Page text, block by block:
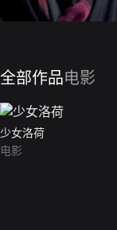
全部作品电影
少女洛荷
电影